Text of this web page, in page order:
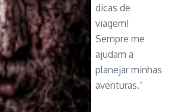
dicas de
viagem!
Sempre me
ajudam a
planejar minhas
aventuras.”